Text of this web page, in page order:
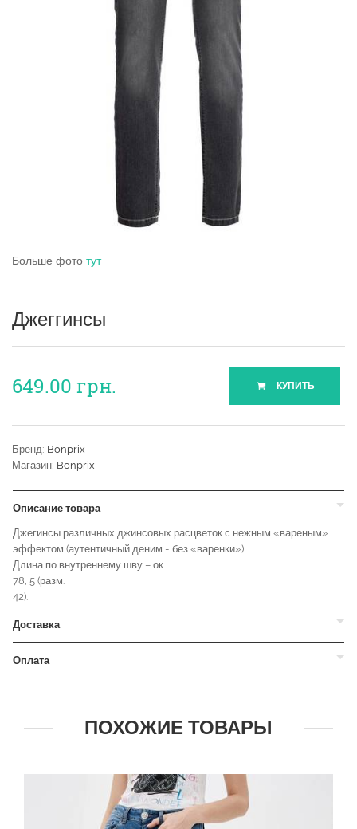
Больше фото тут
Джеггинсы
649.00 грн. КУПИТЬ
Бренд: Bonprix
Магазин: Bonprix
Описание товара
Джегинсы различных джинсовых расцветок с нежным «вареным»
эффектом (аутентичный деним - без «варенки»).
Длина по внутреннему шву – ок.
78, 5 (разм.
42).
Доставка
Оплата
ПОХОЖИЕ ТОВАРЫ